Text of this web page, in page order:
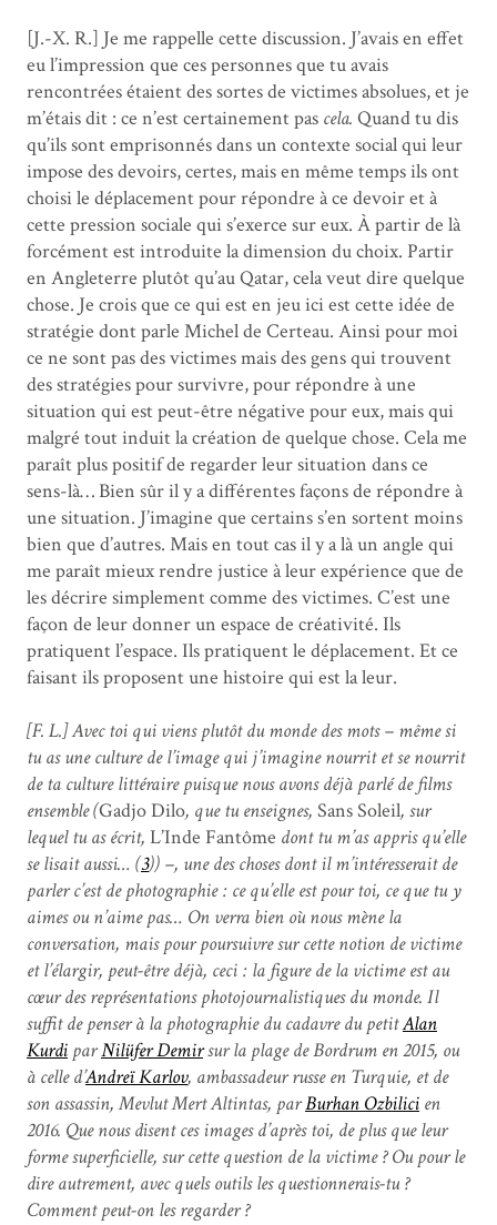
[J.-X. R.] Je me rappelle cette discussion. J’avais en effet
eu l’impression que ces personnes que tu avais
rencontrées étaient des sortes de victimes absolues, et je
m’étais dit : ce n’est certainement pas cela. Quand tu dis
qu’ils sont emprisonnés dans un contexte social qui leur
impose des devoirs, certes, mais en même temps ils ont
choisi le déplacement pour répondre à ce devoir et à
cette pression sociale qui s’exerce sur eux. À partir de là
forcément est introduite la dimension du choix. Partir
en Angleterre plutôt qu’au Qatar, cela veut dire quelque
chose. Je crois que ce qui est en jeu ici est cette idée de
stratégie dont parle Michel de Certeau. Ainsi pour moi
ce ne sont pas des victimes mais des gens qui trouvent
des stratégies pour survivre, pour répondre à une
situation qui est peut-être négative pour eux, mais qui
malgré tout induit la création de quelque chose. Cela me
paraît plus positif de regarder leur situation dans ce
sens-là… Bien sûr il y a différentes façons de répondre à
une situation. J’imagine que certains s’en sortent moins
bien que d’autres. Mais en tout cas il y a là un angle qui
me paraît mieux rendre justice à leur expérience que de
les décrire simplement comme des victimes. C’est une
façon de leur donner un espace de créativité. Ils
pratiquent l’espace. Ils pratiquent le déplacement. Et ce
faisant ils proposent une histoire qui est la leur.
[F. L.] Avec toi qui viens plutôt du monde des mots – même si
tu as une culture de l’image qui j’imagine nourrit et se nourrit
de ta culture littéraire puisque nous avons déjà parlé de films
ensemble (Gadjo Dilo, que tu enseignes, Sans Soleil, sur
lequel tu as écrit, L’Inde Fantôme dont tu m’as appris qu’elle
se lisait aussi… (3)) –, une des choses dont il m’intéresserait de
parler c’est de photographie : ce qu’elle est pour toi, ce que tu y
aimes ou n’aime pas… On verra bien où nous mène la
conversation, mais pour poursuivre sur cette notion de victime
et l’élargir, peut-être déjà, ceci : la figure de la victime est au
cœur des représentations photojournalistiques du monde. Il
suffit de penser à la photographie du cadavre du petitAlan
Kurdi parNilüfer Demirsur la plage de Bordrum en 2015, ou
à celle d’Andreï Karlov, ambassadeur russe en Turquie, et de
son assassin, Mevlut Mert Altintas, parBurhan Ozbilici en
2016. Que nous disent ces images d’après toi, de plus que leur
forme superficielle, sur cette question de la victime ? Ou pour le
dire autrement, avec quels outils les questionnerais-tu ?
Comment peut-on les regarder ?